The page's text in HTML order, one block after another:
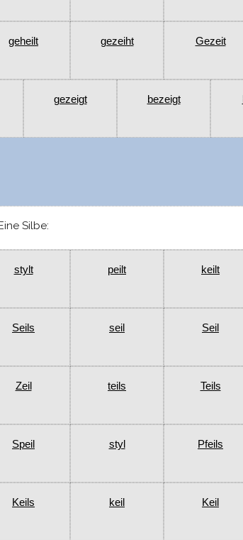
geheilt gezeiht Gezeit
gezeigt bezeigt
Eine Silbe:
stylt peilt keilt
Seils seil Seil
Zeil teils Teils
Speil styl Pfeils
Keils keil Keil